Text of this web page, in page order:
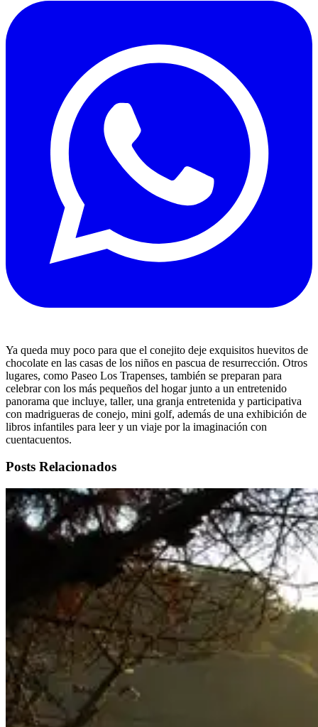
Ya queda muy poco para que el conejito deje exquisitos huevitos de
chocolate en las casas de los niños en pascua de resurrección. Otros
lugares, como Paseo Los Trapenses, también se preparan para
celebrar con los más pequeños del hogar junto a un entretenido
panorama que incluye, taller, una granja entretenida y participativa
con madrigueras de conejo, mini golf, además de una exhibición de
libros infantiles para leer y un viaje por la imaginación con
cuentacuentos.
Posts Relacionados